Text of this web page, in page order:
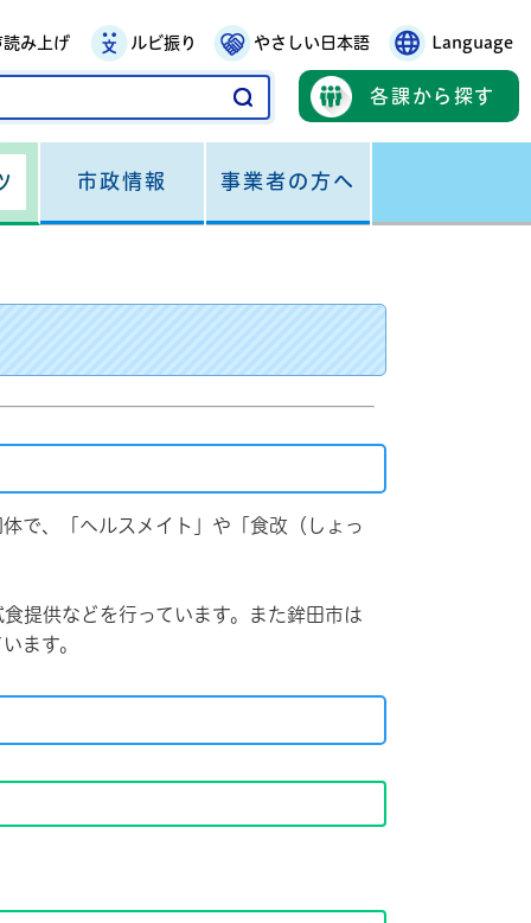
読み上げ ルビ振り やさしい日本語 Language
各課から探す
市政情報 事業者の方へ
で、「ヘルスメイト」や「食改（しょっ
提供などを行っています。また鉾田市は
ます。